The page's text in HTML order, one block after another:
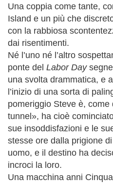
Una coppia come tante,
Island e un più che
con la rabbiosa
dai risentimenti.
Né l’uno né l’altro
ponte del Labor Day
una svolta drammatica, e
l’inizio di una sorta di
pomeriggio Steve è, come
tunnel», ha cioè
sue insoddisfazioni e le
stesse ore dalla prigione di
uomo, e il destino ha
incroci la loro.
Una macchina anni